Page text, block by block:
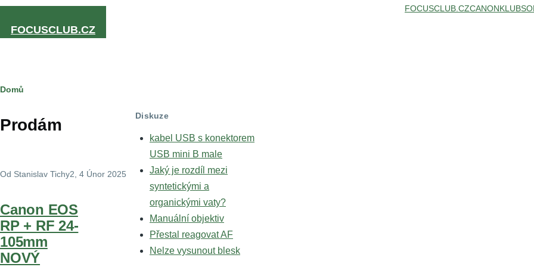
Přejít k hlavnímu obsahu
FOCUSCLUB.CZ
FOCUSCLUB.CZCANONKLUB
Drobečková
navigace
Domů
Prodám
Od Stanislav Tichy2 , 4 Únor 2025
Canon EOS
RP + RF 24-
105mm
NOVÝ
Diskuze
kabel USB s konektorem
USB mini B male
Jaký je rozdíl mezi
syntetickými a
organickými vaty?
Manuální objektiv
Přestal reagovat AF
Nelze vysunout blesk